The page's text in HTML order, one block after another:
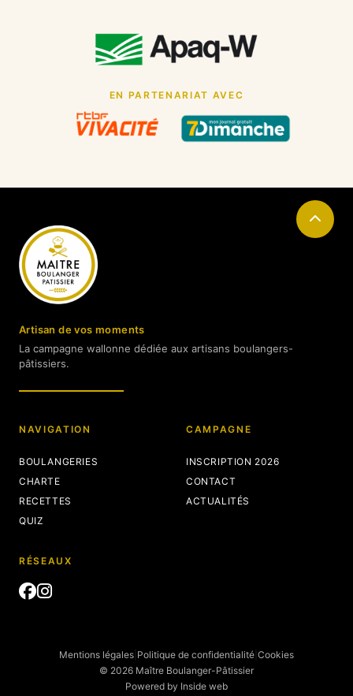
EN PARTENARIAT AVEC
Artisan de vos moments
La campagne wallonne dédiée aux artisans boulangers-
pâtissiers.
NAVIGATION
BOULANGERIES
CHARTE
RECETTES
QUIZ
CAMPAGNE
INSCRIPTION 2026
CONTACT
ACTUALITÉS
RÉSEAUX
© 2026 Maître Boulanger-Pâtissier
Mentions légales Politique de confidentialité Cookies
Powered by Inside web